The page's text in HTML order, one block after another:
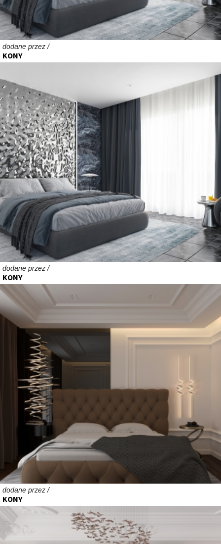
dodane przez /
KONY
dodane przez /
KONY
dodane przez /
KONY